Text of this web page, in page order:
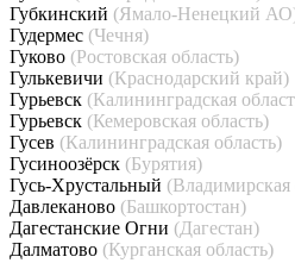
Губкинский (Ямало-Ненецкий
Гудермес (Чечня)
Гуково (Ростовская область)
Гулькевичи (Краснодарский край)
Гурьевск (Калининградская
Гурьевск (Кемеровская область)
Гусев (Калининградская область)
Гусиноозёрск (Бурятия)
Гусь-Хрустальный (Владимирская
Давлеканово (Башкортостан)
Дагестанские Огни (Дагестан)
Далматово (Курганская область)